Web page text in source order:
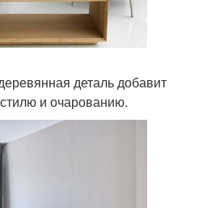
деталь добавит
и очарованию.